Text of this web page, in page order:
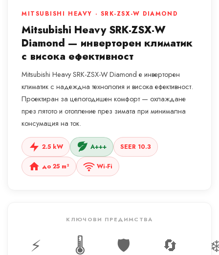
MITSUBISHI HEAVY · SRK-ZSX-W DIAMOND
Mitsubishi Heavy SRK-ZSX-W
Diamond — инверторен климатик
с висока ефективност
Mitsubishi Heavy SRK-ZSX-W Diamond е инверторен
климатик с надеждна технология и висока ефективност.
Проектиран за целогодишен комфорт — охлаждане
през лятото и отопление през зимата при минимална
консумация на ток.
2.5 kW A+++ SEER 10.3
до 25 m² Wi-Fi
КЛЮЧОВИ ПРЕДИМСТВА
⚡ 🌡️ 🛡️ 🔄